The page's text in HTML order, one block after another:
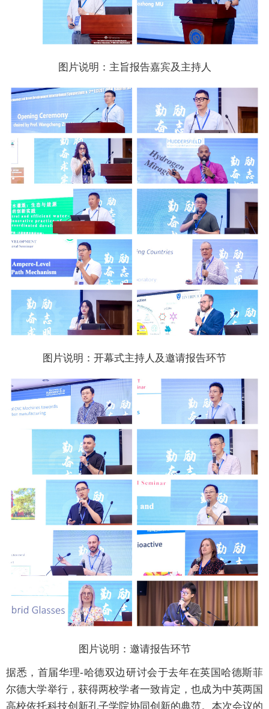
图片说明：主旨报告嘉宾及主持人
图片说明：开幕式主持人及邀请报告环节
图片说明：邀请报告环节
据悉，首届华理-哈德双边研讨会于去年在英国哈德斯菲
尔德大学举行，获得两校学者一致肯定，也成为中英两国
高校依托科技创新孔子学院协同创新的典范。本次会议的